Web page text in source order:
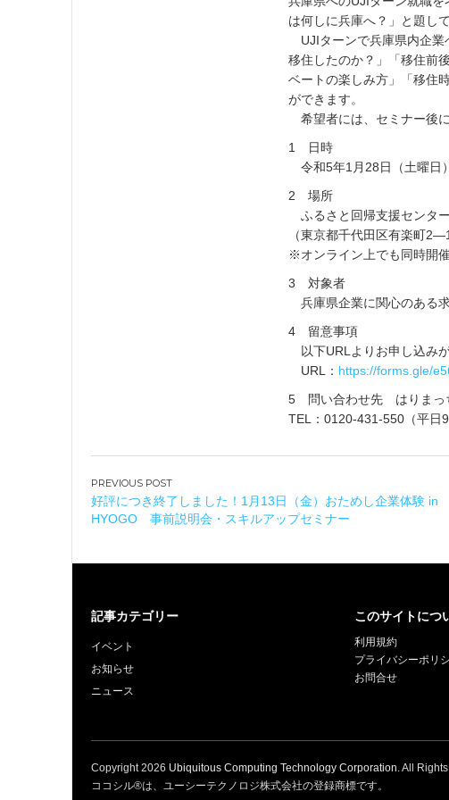
は何しに兵庫へ？」と題し
UJIターンで兵庫県内企業
移住したのか？」「移住前
ベートの楽しみ方」「移住
ができます。
希望者には、セミナー後
1 日時
令和5年1月28日（土曜日
2 場所
ふるさと回帰支援センタ
（東京都千代田区有楽町
※オンライン上でも同時開
3 対象者
兵庫県企業に関心のある
4 留意事項
以下URLよりお申し込みが
URL： https://forms.gle/
5 問い合わせ先 はりまっ
TEL：0120-431-550（平日
投
稿
ナ
シ
ョ
ン
好評につき終了しました！1月13日（金）おためし企業体験 in
HYOGO 事前説明会・スキルアップセミナー
記事カテゴリー
イベント
お知らせ
ニュース
このサイトにつ
利用規約
プライバシーポリ
お問合せ
Copyright2026 Ubiquitous Computing Technology Corporation. All
ココシル®は、ユーシーテクノロジ株式会社の登録商標です。